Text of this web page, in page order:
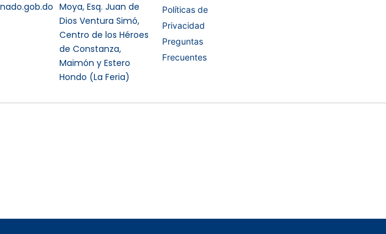
Moya, Esq. Juan de
Dios Ventura Simó,
Centro de los Héroes
de Constanza,
Maimón y Estero
Hondo (La Feria)
Políticas de
Privacidad
Preguntas
Frecuentes